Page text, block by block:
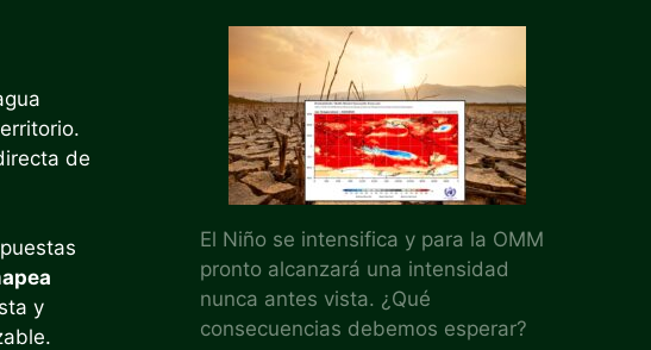
de
y
El Niño se intensifica y para la OMM
pronto alcanzará una intensidad
nunca antes vista. ¿Qué
consecuencias debemos esperar?